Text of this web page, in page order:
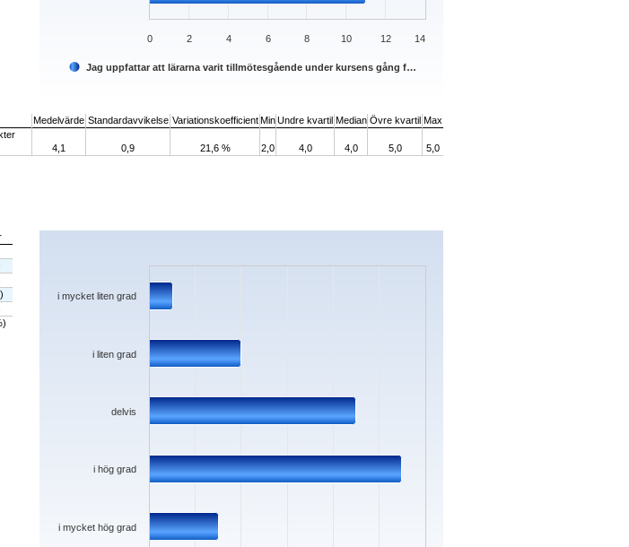
Jag uppfattar att lärarna varit tillmötesgående under kursens gång f…
0 2 4 6 8 10 12 14
Medelvärde Standardavvikelse Variationskoefficient MinUndre kvartil Median Övre kvartil Max
4,1 0,9 21,6 % 2,0 4,0 4,0 5,0 5,0
Chart
The chart has 1 X axis displaying categories.
The chart has 1 Y axis displaying values. Data ranges from 1 to 11.
i mycket hög grad
i hög grad
delvis
i liten grad
i mycket liten grad